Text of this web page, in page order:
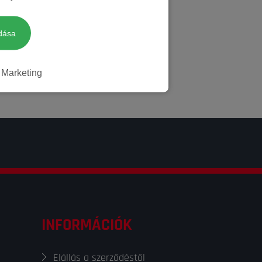
Marketing
INFORMÁCIÓK
Elállás a szerződéstől